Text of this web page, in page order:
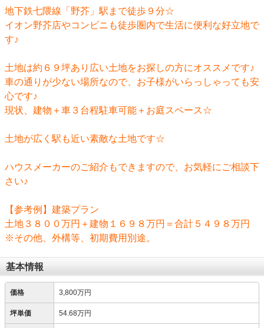
地下鉄七隈線「野芥」駅まで徒歩９分☆
イオン野芥店やコンビニも徒歩圏内で生活に便利な好立地で
す♪
土地は約６９坪あり広い土地をお探しの方にオススメです♪
車の通りが少ない場所なので、お子様がいらっしゃっても安
心です♪
現状、建物＋車３台程駐車可能＋お庭スペース☆
土地が広く駅も近い素敵な土地です☆
ハウスメーカーのご紹介もできますので、お気軽にご相談下
さい♪
【参考例】建築プラン
土地３８００万円＋建物１６９８万円＝合計５４９８万円
※その他、外構等、初期費用別途。
基本情報
価格 3,800万円
坪単価 54.68万円